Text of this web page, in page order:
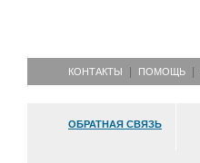
КОНТАКТЫ ПОМОЩЬ
ОБРАТНАЯ СВЯЗЬ